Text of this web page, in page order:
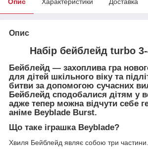
Опис
Набір бейблейд turbo
Бейблейд — захоплива гра
для дітей шкільного віку та
битви за допомогою сучасних
Бейблейд сподобалися дітям у
адже тепер можна відчути себе
аніме Beyblade Burst.
Що таке іграшка Beyblade?
Хвиля Бейблейд являє собою три